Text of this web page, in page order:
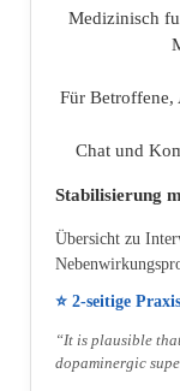
Medizinisch
Für Betroffene,
Chat und
Stabilisierung
Übersicht zu
⭐ 2‑seitige
“It is plausible
dopaminergic